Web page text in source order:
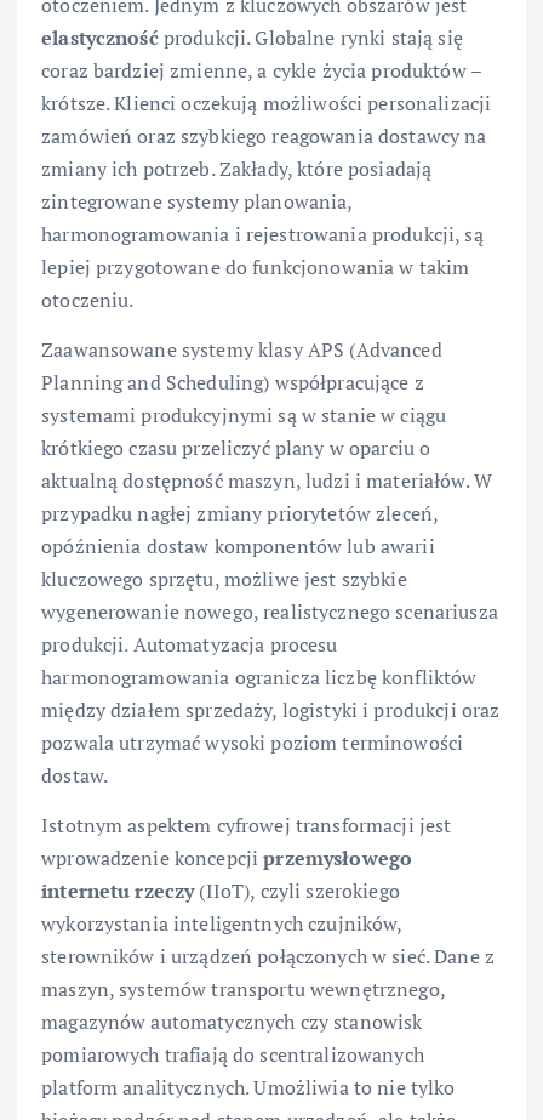
elastyczność produkcji. Globalne rynki stają się
coraz bardziej zmienne, a cykle życia produktów –
krótsze. Klienci oczekują możliwości personalizacji
zamówień oraz szybkiego reagowania dostawcy na
zmiany ich potrzeb. Zakłady, które posiadają
zintegrowane systemy planowania,
harmonogramowania i rejestrowania produkcji, są
lepiej przygotowane do funkcjonowania w takim
otoczeniu.
Zaawansowane systemy klasy APS (Advanced
Planning and Scheduling) współpracujące z
systemami produkcyjnymi są w stanie w ciągu
krótkiego czasu przeliczyć plany w oparciu o
aktualną dostępność maszyn, ludzi i materiałów. W
przypadku nagłej zmiany priorytetów zleceń,
opóźnienia dostaw komponentów lub awarii
kluczowego sprzętu, możliwe jest szybkie
wygenerowanie nowego, realistycznego scenariusza
produkcji. Automatyzacja procesu
harmonogramowania ogranicza liczbę konfliktów
między działem sprzedaży, logistyki i produkcji oraz
pozwala utrzymać wysoki poziom terminowości
dostaw.
Istotnym aspektem cyfrowej transformacji jest
wprowadzenie koncepcjiprzemysłowego
internetu rzeczy(IIoT), czyli szerokiego
wykorzystania inteligentnych czujników,
sterowników i urządzeń połączonych w sieć. Dane z
maszyn, systemów transportu wewnętrznego,
magazynów automatycznych czy stanowisk
pomiarowych trafiają do scentralizowanych
platform analitycznych. Umożliwia to nie tylko